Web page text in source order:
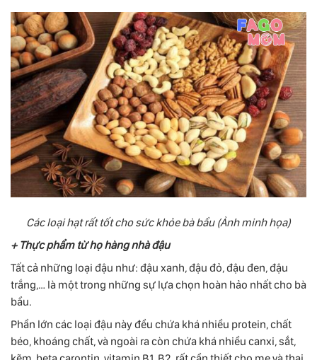
Các loại hạt rất tốt cho sức khỏe bà bầu (Ảnh minh họa)
+ Thực phẩm từ họ hàng nhà đậu
Tất cả những loại đậu như: đậu xanh, đậu đỏ, đậu đen, đậu
trắng,… là một trong những sự lựa chọn hoàn hảo nhất cho bà
bầu.
Phần lớn các loại đậu này đều chứa khá nhiều protein, chất
béo, khoáng chất, và ngoài ra còn chứa khá nhiều canxi, sắt,